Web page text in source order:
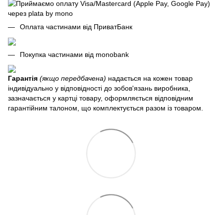
Оплата частинами від ПриватБанк
Покупка частинами від monobank
Гарантія (якщо передбачена) надається на кожен товар
індивідуально у відповідності до зобов'язань виробника,
зазначається у картці товару, оформляється відповідним
гарантійним талоном, що комплектується разом із товаром.